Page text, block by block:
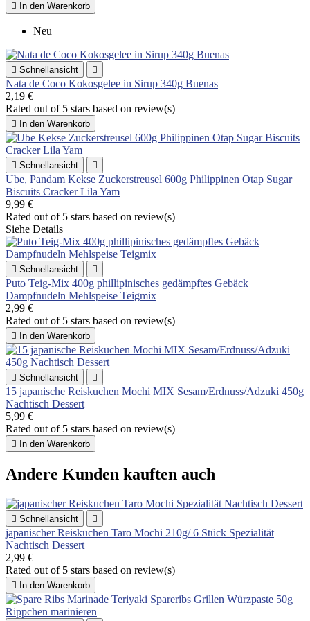
 In den Warenkorb
Neu
 Schnellansicht 
Nata de Coco Kokosgelee in Sirup 340g Buenas
2,19 €
Rated out of 5 stars based on review(s)
 In den Warenkorb
 Schnellansicht 
Ube, Pandam Kekse Zuckerstreusel 600g Philippinen Otap Sugar
Biscuits Cracker Lila Yam
9,99 €
Rated out of 5 stars based on review(s)
Siehe Details
 Schnellansicht 
Puto Teig-Mix 400g phillipinisches gedämpftes Gebäck
Dampfnudeln Mehlspeise Teigmix
2,99 €
Rated out of 5 stars based on review(s)
 In den Warenkorb
 Schnellansicht 
15 japanische Reiskuchen Mochi MIX Sesam/Erdnuss/Adzuki 450g
Nachtisch Dessert
5,99 €
Rated out of 5 stars based on review(s)
 In den Warenkorb
Andere Kunden kauften auch
 Schnellansicht 
japanischer Reiskuchen Taro Mochi 210g/ 6 Stück Spezialität
Nachtisch Dessert
2,99 €
Rated out of 5 stars based on review(s)
 In den Warenkorb